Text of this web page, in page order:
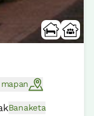
Banaketa